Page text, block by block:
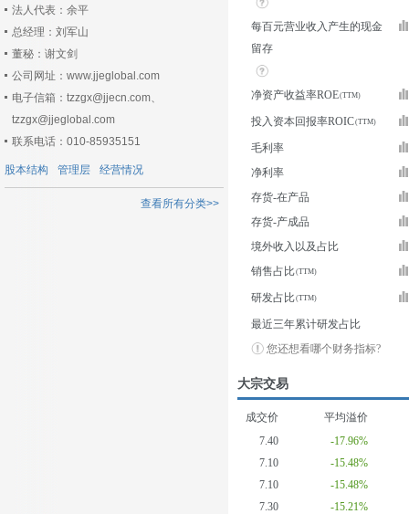
法人代表：余平
总经理：刘军山
董秘：谢文剑
公司网址：www.jjeglobal.com
电子信箱：tzzgx@jjecn.com、
tzzgx@jjeglobal.com
联系电话：010-85935151
股本结构 管理层 经营情况
查看所有分类>>
每百元营业收入产生的现金
留存
净资产收益率ROE
投入资本回报率ROIC
毛利率
净利率
存货-在产品
存货-产成品
境外收入以及占比
销售占比
研发占比
最近三年累计研发占比
您还想看哪个财务指标?
大宗交易
成交价
平均溢价
7.40
-17.96%
7.10
-15.48%
7.10
-15.48%
7.30
-15.21%